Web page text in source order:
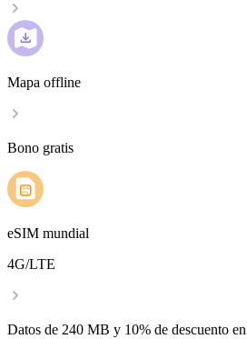
Mapa offline
Bono gratis
eSIM mundial
4G/LTE
Datos de 240 MB y 10% de descuento